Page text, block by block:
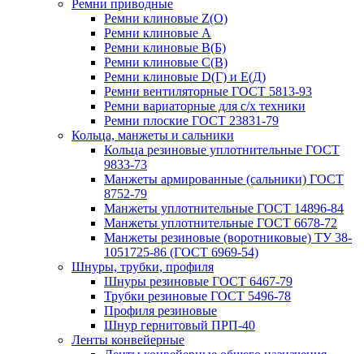
Ремни приводные
Ремни клиновые Z(О)
Ремни клиновые А
Ремни клиновые В(Б)
Ремни клиновые С(В)
Ремни клиновые D(Г) и Е(Д)
Ремни вентиляторные ГОСТ 5813-93
Ремни вариаторные для с/х техники
Ремни плоские ГОСТ 23831-79
Кольца, манжеты и сальники
Кольца резиновые уплотнительные ГОСТ
9833-73
Манжеты армированные (сальники) ГОСТ
8752-79
Манжеты уплотнительные ГОСТ 14896-84
Манжеты уплотнительные ГОСТ 6678-72
Манжеты резиновые (воротниковые) ТУ 38-
1051725-86 (ГОСТ 6969-54)
Шнуры, трубки, профиля
Шнуры резиновые ГОСТ 6467-79
Трубки резиновые ГОСТ 5496-78
Профиля резиновые
Шнур гернитовый ПРП-40
Ленты конвейерные